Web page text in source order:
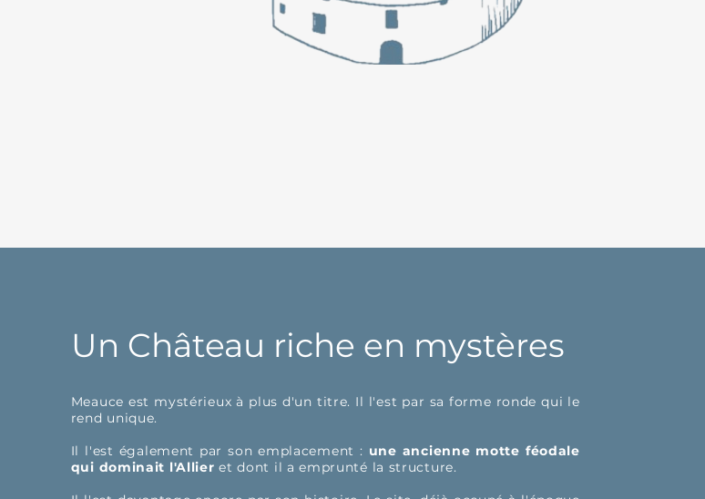
Un Château riche en mystères
​Meauce est mystérieux à plus d'un titre. Il l'est par sa forme ronde qui le
rend unique.
Il l'est également par son emplacement : une ancienne motte féodale
qui dominait l'Allier et dont il a emprunté la structure.